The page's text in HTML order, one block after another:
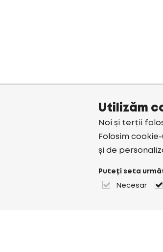
Utilizăm
Noi și terții
Folosim
și de
Puteți seta
Necesar